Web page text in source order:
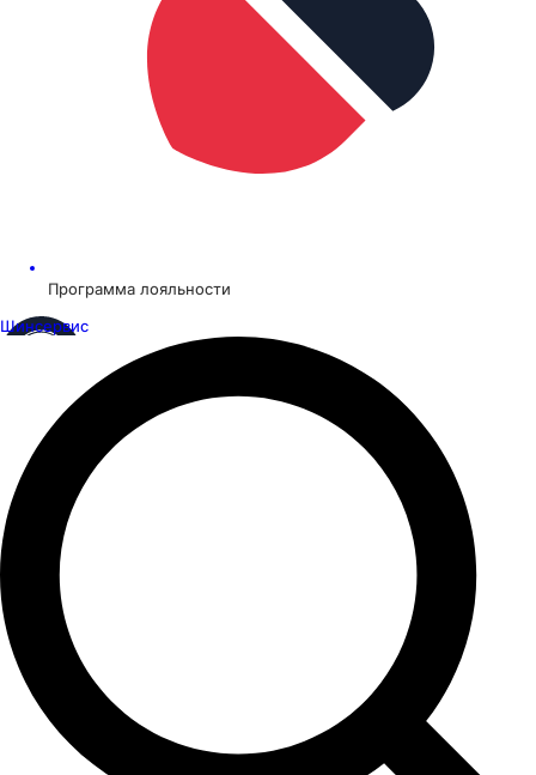
Программа лояльности
Шинсервис